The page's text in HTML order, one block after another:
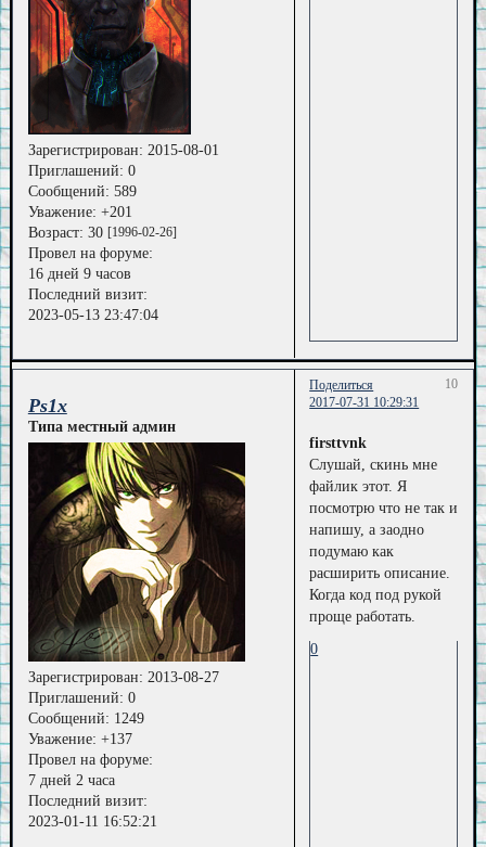
Зарегистрирован: 2015-08-01
Приглашений: 0
Сообщений: 589
Уважение: +201
Возраст: 30 [1996-02-26]
Провел на форуме:
16 дней 9 часов
Последний визит:
2023-05-13 23:47:04
Поделиться
10
2017-07-31 10:29:31
Ps1x
Типа местный админ
Зарегистрирован: 2013-08-27
Приглашений: 0
Сообщений: 1249
Уважение: +137
Провел на форуме:
7 дней 2 часа
Последний визит:
2023-01-11 16:52:21
firsttvnk
Слушай, скинь мне
файлик этот. Я
посмотрю что не так и
напишу, а заодно
подумаю как
расширить описание.
Когда код под рукой
проще работать.
0